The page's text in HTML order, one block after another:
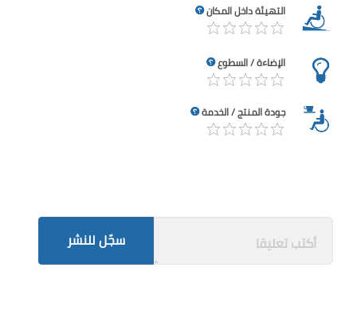
التهيئة داخل المكان
الإضاءة / السطوع
جودة المنتج / الخدمة
سجّل للنشر